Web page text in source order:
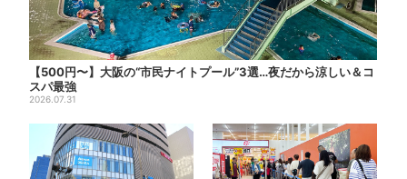
【500円〜】大阪の“市民ナイトプール”3選…夜だから涼しい＆コ
スパ最強
2026.07.31